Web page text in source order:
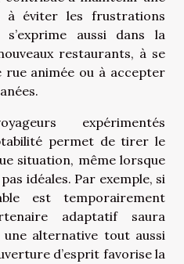
à éviter les frustrations
aussi dans la
restaurants, à se
animée ou à accepter
expérimentés
permet de tirer le
situation, même lorsque
idéales. Par exemple, si
est temporairement
adaptatif saura
alternative tout aussi
d’esprit favorise la